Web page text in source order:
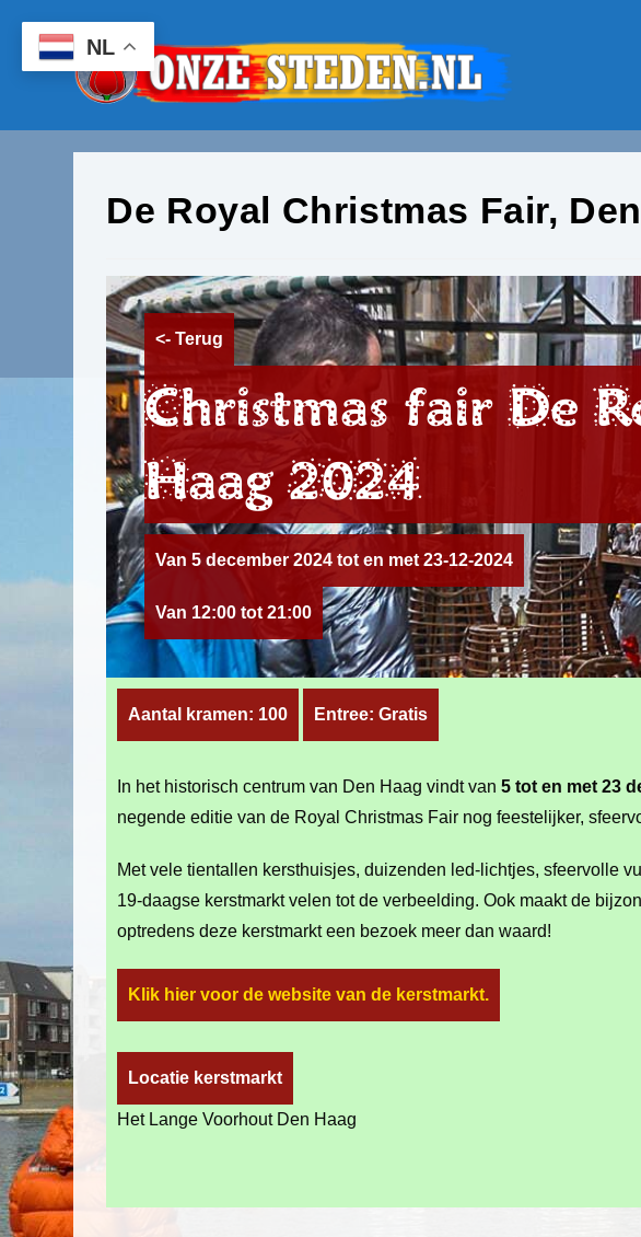
inhoud
De Royal Christmas Fair,
<- Terug
Christmas fair De
Haag 2024
Van 5 december 2024 tot en met 23-12-2024
Van 12:00 tot 21:00
Aantal kramen: 100 Entree: Gratis
In het historisch centrum van Den Haag vindt van5 tot en met 23
negende editie van de Royal Christmas Fair nog feestelijker,
Met vele tientallen kersthuisjes, duizenden led-lichtjes, sfeervolle
19-daagse kerstmarkt velen tot de verbeelding. Ook maakt de
optredens deze kerstmarkt een bezoek meer dan waard!
Klik hier voor de website van de kerstmarkt.
Locatie kerstmarkt
Het Lange Voorhout Den Haag
NL